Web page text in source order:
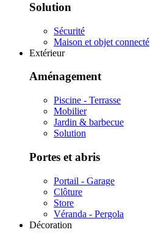
Solution
Sécurité
Maison et objet connecté
Extérieur
Aménagement
Piscine - Terrasse
Mobilier
Jardin & barbecue
Solution
Portes et abris
Portail - Garage
Clôture
Store
Véranda - Pergola
Décoration